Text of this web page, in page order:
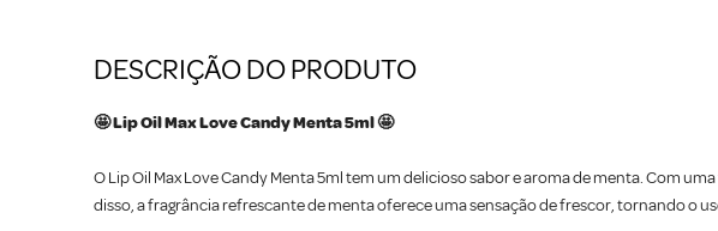
DESCRIÇÃO DO PRODUTO
🤩 Lip Oil Max Love Candy Menta 5ml 🤩
O Lip Oil Max Love Candy Menta 5ml tem um delicioso sabor e aroma de menta. Com
disso, a fragrância refrescante de menta oferece uma sensação de frescor, tornando o